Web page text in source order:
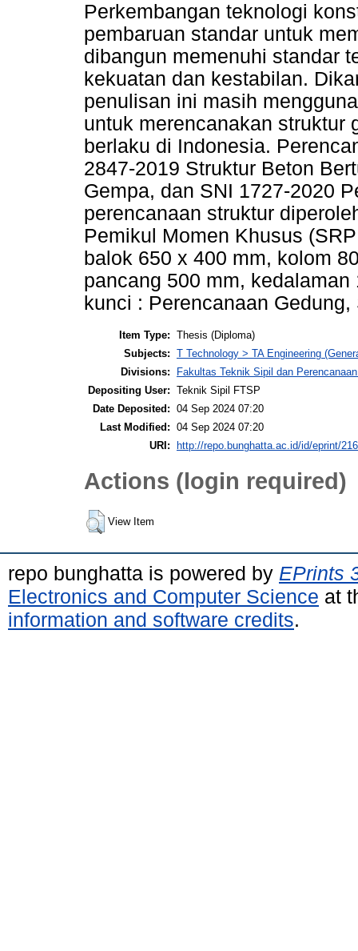
Perkembangan teknologi
pembaruan standar untuk
dibangun memenuhi standar
kekuatan dan kestabilan.
penulisan ini masih
untuk merencanakan struktur
berlaku di Indonesia.
2847-2019 Struktur Beton
Gempa, dan SNI 1727-2020
perencanaan struktur
Pemikul Momen Khusus
balok 650 x 400 mm, kolom
pancang 500 mm,
kunci : Perencanaan
Item Type: Thesis (Diploma)
Subjects: T Technology > TA Engineering
Divisions:
Fakultas Teknik Sipil dan
Depositing User: Teknik Sipil FTSP
Date Deposited: 04 Sep 2024 07:20
Last Modified: 04 Sep 2024 07:20
URI:
http://repo.bunghatta.ac.id/id/eprint/
Actions (login required)
View Item
repo bunghatta is powered by EPrints
Electronics and Computer Science at
information and software credits.